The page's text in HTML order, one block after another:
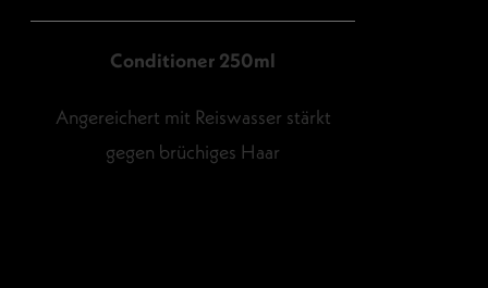
Conditioner 250ml
Angereichert mit Reiswasser stärkt
gegen brüchiges Haar